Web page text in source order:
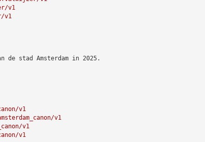
v1
v1
de stad Amsterdam in 2025.
v1
v1
v1
v1